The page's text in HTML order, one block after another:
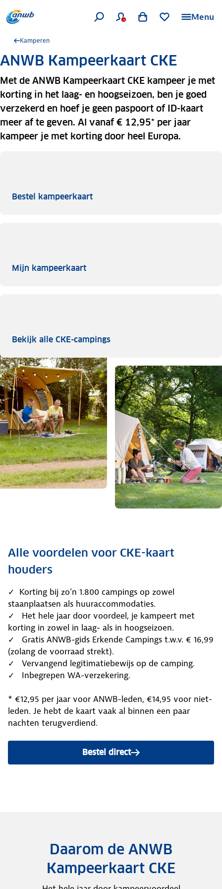
Menu
Kamperen
ANWB Kampeerkaart CKE
Met de ANWB Kampeerkaart CKE kampeer je met
korting in het laag- en hoogseizoen, ben je goed
verzekerd en hoef je geen paspoort of ID-kaart
meer af te geven. Al vanaf € 12,95* per jaar
kampeer je met korting door heel Europa.
Bestel kampeerkaartBestel kampeerkaart
Mijn kampeerkaartMijn kampeerkaart
Bekijk alle CKE-campingsBekijk alle CKE-campings
Alle voordelen voor CKE-kaart
houders
✓ Korting bij zo'n 1.800 campings op zowel
staanplaatsen als huuraccommodaties.
✓ Het hele jaar door voordeel, je kampeert met
korting in zowel in laag- als in hoogseizoen.
✓ Gratis ANWB-gids Erkende Campings t.w.v. € 16,99
(zolang de voorraad strekt).
✓ Vervangend legitimatiebewijs op de camping.
✓ Inbegrepen WA-verzekering.
* €12,95 per jaar voor ANWB-leden, €14,95 voor niet-
leden. Je hebt de kaart vaak al binnen een paar
nachten terugverdiend.
Bestel direct
Daarom de ANWB
Kampeerkaart CKE